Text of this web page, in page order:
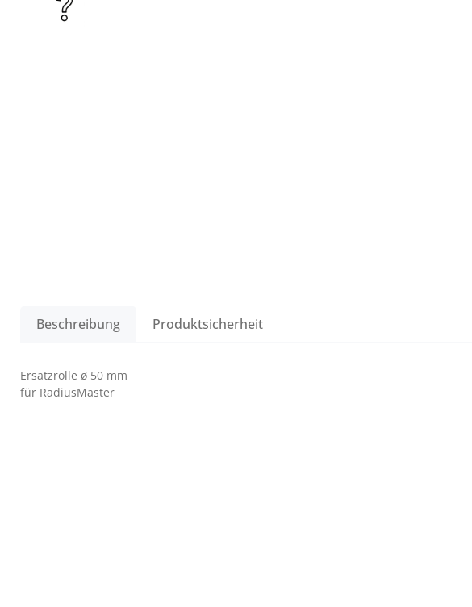
Beschreibung Produktsicherheit
Ersatzrolle ø 50 mm
für RadiusMaster